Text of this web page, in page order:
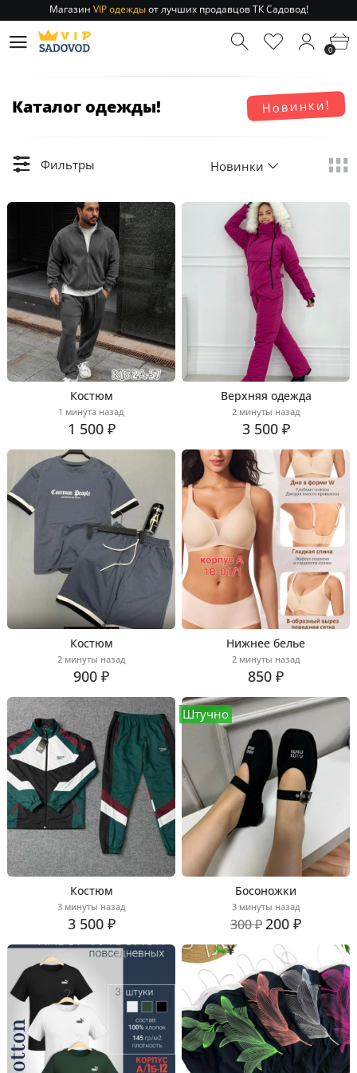
Отправление заказа 1-3 дняпо РФ и МСК!
Магазин
от лучших продавцов ТК Садовод!
0
Новинки!
Каталог одежды!
Фильтры Новинки
Костюм
1 минута назад
1 500 ₽
Верхняя одежда
2 минуты назад
3 500 ₽
Костюм
2 минуты назад
900 ₽
Нижнее белье
2 минуты назад
850 ₽
Костюм
3 минуты назад
3 500 ₽
Босоножки
3 минуты назад
300 ₽200 ₽
Штучно